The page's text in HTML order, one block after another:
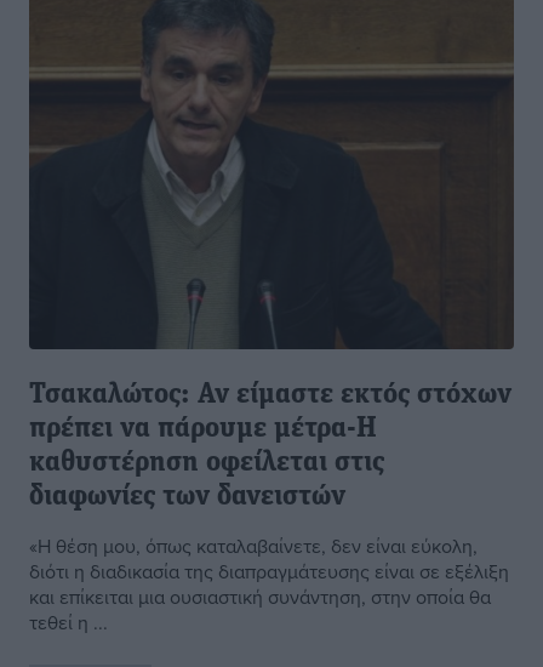
Τσακαλώτος: Αν είμαστε εκτός στόχων
πρέπει να πάρουμε μέτρα-Η
καθυστέρηση οφείλεται στις
διαφωνίες των δανειστών
«Η θέση μου, όπως καταλαβαίνετε, δεν είναι εύκολη,
διότι η διαδικασία της διαπραγμάτευσης είναι σε εξέλιξη
και επίκειται μια ουσιαστική συνάντηση, στην οποία θα
τεθεί η ...